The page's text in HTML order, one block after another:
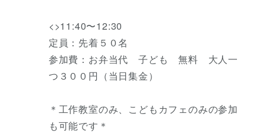
<>11:40〜12:30
定員：先着５０名
参加費：お弁当代 子ども 無料 大人一
つ３００円（当日集金）
＊工作教室のみ、こどもカフェのみの参加
も可能です＊